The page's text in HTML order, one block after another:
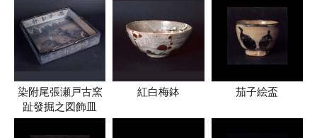
染附尾張瀬戸古窯
趾發掘之図飾皿
紅白梅鉢 茄子絵盃